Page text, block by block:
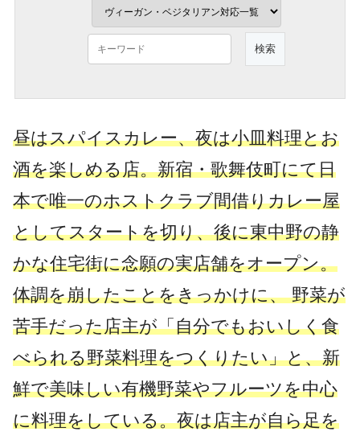
昼はスパイスカレー、夜は小皿料理とお
酒を楽しめる店。新宿・歌舞伎町にて日
本で唯一のホストクラブ間借りカレー屋
としてスタートを切り、後に東中野の静
かな住宅街に念願の実店舗をオープン。
体調を崩したことをきっかけに、 野菜が
苦手だった店主が「自分でもおいしく食
べられる野菜料理をつくりたい」と、新
鮮で美味しい有機野菜やフルーツを中心
に料理をしている。夜は店主が自ら足を